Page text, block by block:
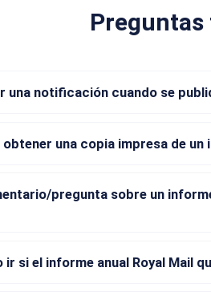
una notificación cuando se
una copia impresa de un
pregunta sobre un
ir si el informe anual Royal Mail